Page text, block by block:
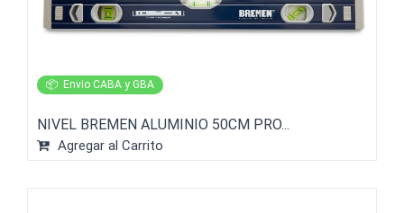
📦 Envio CABA y GBA
NIVEL BREMEN ALUMINIO 50CM PRO...
Agregar al Carrito